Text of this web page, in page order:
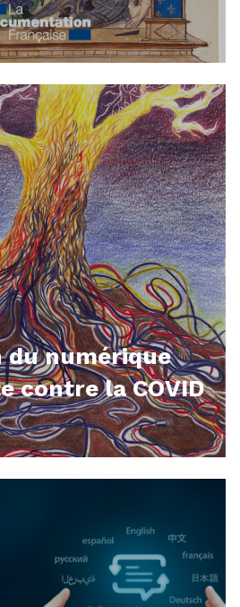
du numérique
contre la COVID